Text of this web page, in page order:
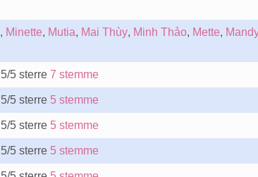
, Minette, Mutia, Mai Thùy, Minh Thảo, Mette,
5/5 sterre 7 stemme
5/5 sterre 5 stemme
5/5 sterre 5 stemme
5/5 sterre 5 stemme